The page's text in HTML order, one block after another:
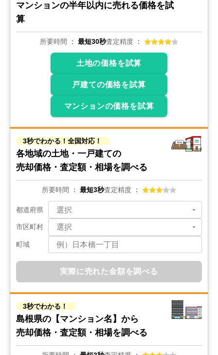
マンションの半年以内に売れる価格を試
算
所要時間 最短30秒査定精度
土地の価格を試算
戸建ての価格を試算
マンションの価格を試算
3秒でわかる！全国対応！
各地域の土地・一戸建ての
売却価格・査定額・相場を調べる
所要時間 最短3秒査定精度
都道府県
市区町村
町域
実際に売れた金額を調べる
3秒でわかる！
島根県の 【マンション名】から
売却価格・査定額・相場を調べる